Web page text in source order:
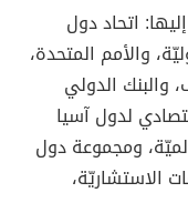
اتحاد دول
والأمم المتحدة،
والبنك الدولي
لدول آسيا
ومجموعة دول
الاستشاريّة،